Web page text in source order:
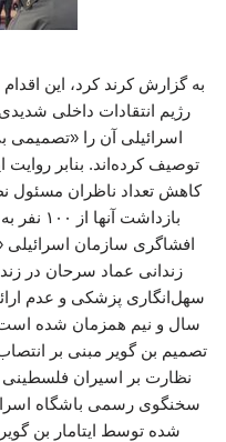
به گزارش کرند کرد، این اقدام
رژیم انتقادات داخلی
اسرائیلی آن را «تصمیمی
توصیف کرده‌اند. بنابر
کاهش تعداد ناظران مسئول
افشاگری سازمان
زندانی عماد سرحان در
سهل‌انگاری پزشکی و عدم
سال و نیم همزمان شده
تصمیم بن گویر مبنی بر
نظارت بر اسیران فلسطینی
سخنگوی رسمی باشگاه
شده توسط ایتامار بن